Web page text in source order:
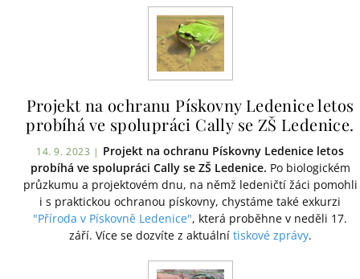
Projekt na ochranu Pískovny Ledenice letos
probíhá ve spolupráci Cally se ZŠ Ledenice.
14. 9. 2023 | Projekt na ochranu Pískovny Ledenice letos
probíhá ve spolupráci Cally se ZŠ Ledenice. Po biologickém
průzkumu a projektovém dnu, na němž ledeničtí žáci pomohli
i s praktickou ochranou pískovny, chystáme také exkurzi
"Příroda v Pískovně Ledenice", která proběhne v neděli 17.
září. Více se dozvíte z aktuální tiskové zprávy.